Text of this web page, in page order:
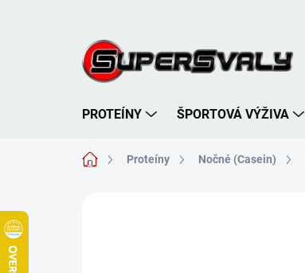
PROTEÍNY ŠPORTOVÁ VÝŽIVA
DomovProteíny Nočné (Casein)